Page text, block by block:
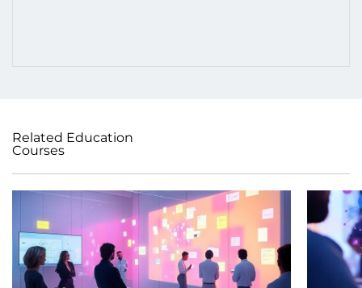
Related Education
Courses